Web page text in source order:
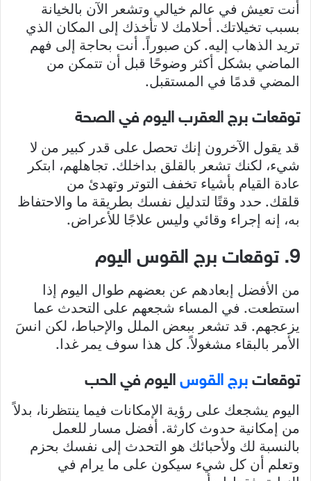
أنت تعيش في عالم خيالي وتشعر الآن بالخيانة
بسبب تخيلاتك. أحلامك لا تأخذك إلى المكان الذي
تريد الذهاب إليه. كن صبوراً. أنت بحاجة إلى فهم
الماضي بشكل أكثر وضوحًا قبل أن تتمكن من
المضي قدمًا في المستقبل.
توقعات برج العقرب اليوم في الصحة
قد يقول الآخرون إنك تحصل على قدر كبير من لا
شيء، لكنك تشعر بالقلق بداخلك. تجاهلهم، ابتكر
عادة القيام بأشياء تخفف التوتر وتهدئ من
قلقك. حدد وقتًا لتدليل نفسك بطريقة ما والاحتفاظ
به، إنه إجراء وقائي وليس علاجًا للأعراض.
9. توقعات برج القوس اليوم
من الأفضل إبعادهم عن بعضهم طوال اليوم إذا
استطعت. في المساء شجعهم على التحدث عما
يزعجهم. قد تشعر ببعض الملل والإحباط، لكن انسَ
الأمر بالبقاء مشغولاً. كل هذا سوف يمر غدا.
توقعات برج القوس اليوم في الحب
اليوم يشجعك على رؤية الإمكانات فيما ينتظرنا، بدلاً
من إمكانية حدوث كارثة. أفضل مسار للعمل
بالنسبة لك ولأحبائك هو التحدث إلى نفسك بحزم
وتعلم أن كل شيء سيكون على ما يرام في